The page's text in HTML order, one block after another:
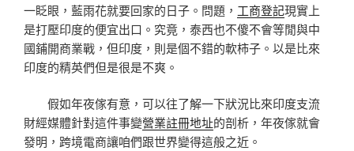
一眨眼，藍雨花就要回家的日子。問題， 工商登記現實上
是打壓印度的便宜出口。究竟，泰西也不傻不會等閒與中
國鋪開商業戰，但印度，則是個不錯的軟柿子。以是比來
印度的精英們但是很是不爽。
假如年夜傢有意，可以往了解一下狀況比來印度支流
財經媒體針對這件事變營業註冊地址的剖析，年夜傢就會
發明，跨境電商讓咱們跟世界變得這般之近。